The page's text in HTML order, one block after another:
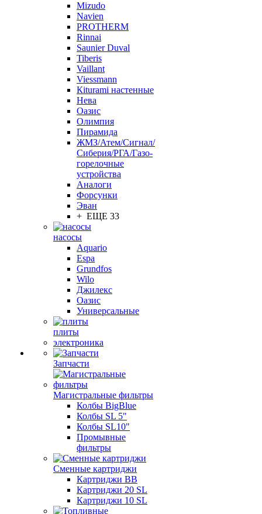
Mizudo
Navien
PROTHERM
Rinnai
Saunier Duval
Tiberis
Vaillant
Viessmann
Кiturami настенные
Нева
Оазис
Олимпия
Пирамида
ЖМЗ/Атем/Сигнал/
Сиберия/РГА/Газо-
горелочные
устройства
Aналоги
Форсунки
Эван
+ ЕЩЕ 33
насосы
Aquario
Espa
Grundfos
Wilo
Джилекс
Оазис
Универсальные
плиты
электроника
Запчасти
Магистральные фильтры
Колбы BigBlue
Колбы SL 5"
Колбы SL10"
Промывные
фильтры
Сменные картриджи
Картриджи BB
Картриджи 20 SL
Картриджи 10 SL